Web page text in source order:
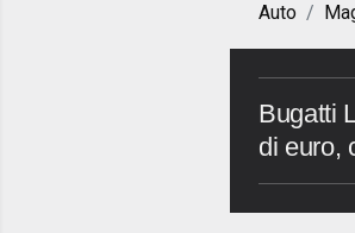
Auto
Bugatti
di euro,